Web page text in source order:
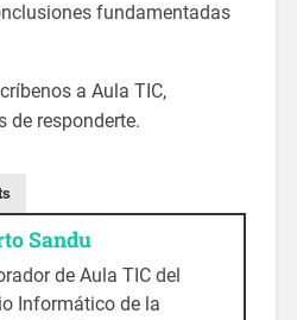
fundamentadas
a Aula TIC,
de responderte.
Sandu
de Aula TIC del
Informático de la